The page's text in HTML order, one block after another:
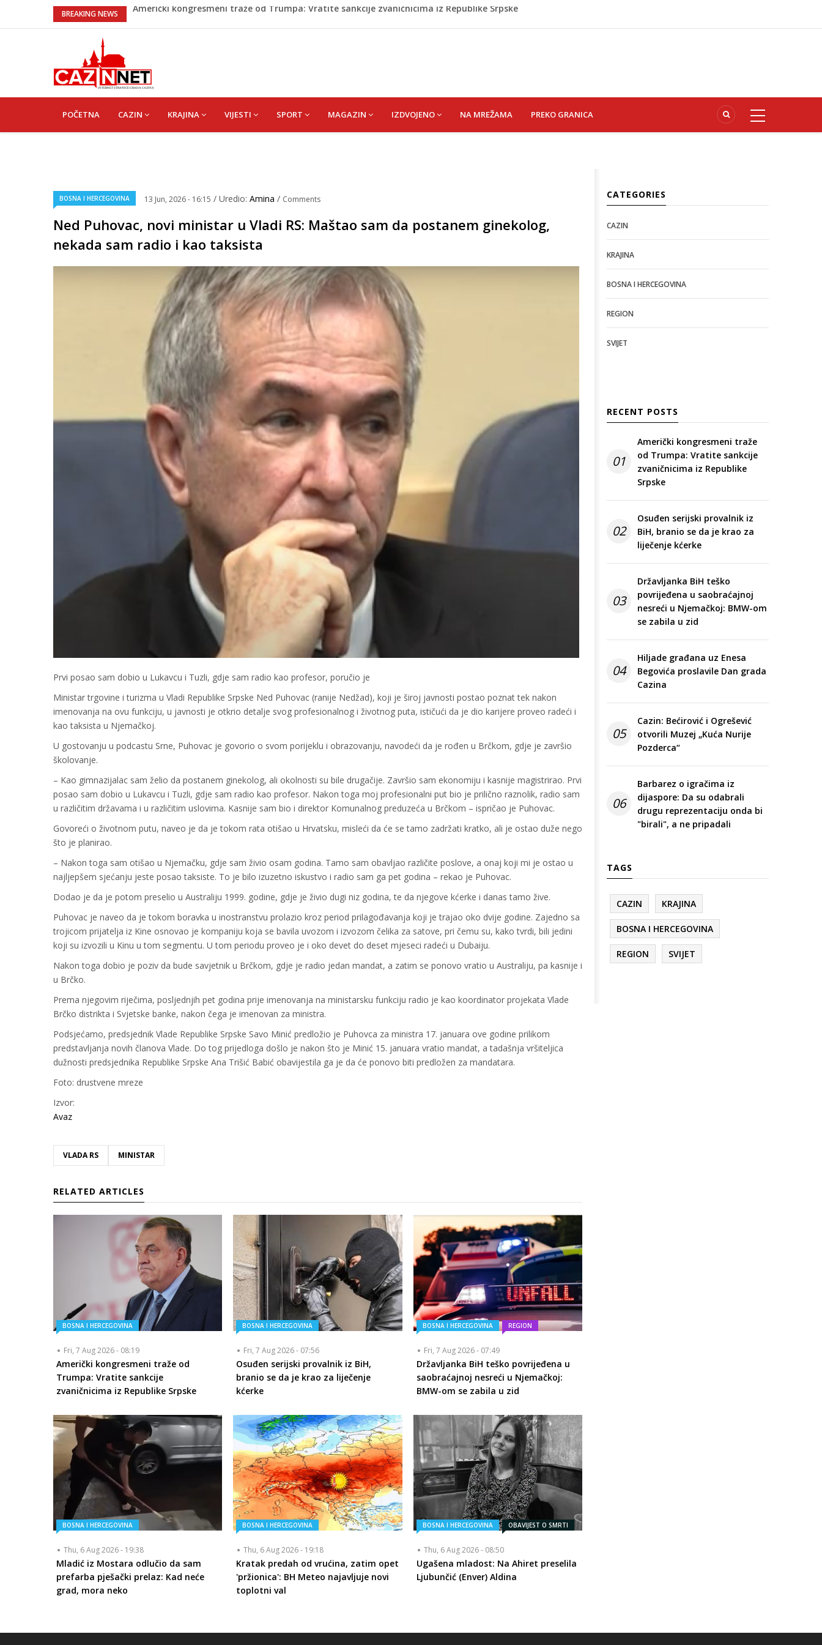
BREAKING NEWS
Zašto nekim ljudima treba više sna nego drugima: Razlozi bi vas mogli iznenaditi
Barbarez o igračima iz dijaspore: Da su odabrali drugu reprezentaciju onda bi "birali", a ne
Hiljade građana uz Enesa Begovića proslavile Dan grada Cazina
Američki kongresmeni traže od Trumpa: Vratite sankcije zvaničnicima iz Republike Srpske
NAVIGATION
POČETNA CAZIN KRAJINA VIJESTI SPORT MAGAZIN IZDVOJENO NA MREŽAMA PREKO GRANICA
BOSNA I HERCEGOVINA 13 Jun, 2026 - 16:15 / Uredio: Amina / Comments
Ned Puhovac, novi ministar u Vladi RS: Maštao sam da postanem ginekolog,
nekada sam radio i kao taksista
Prvi posao sam dobio u Lukavcu i Tuzli, gdje sam radio kao profesor, poručio je
Ministar trgovine i turizma u Vladi Republike Srpske Ned Puhovac (ranije Nedžad), koji je široj javnosti postao poznat tek nakon
imenovanja na ovu funkciju, u javnosti je otkrio detalje svog profesionalnog i životnog puta, ističući da je dio karijere proveo radeći i
kao taksista u Njemačkoj.
U gostovanju u podcastu Srne, Puhovac je govorio o svom porijeklu i obrazovanju, navodeći da je rođen u Brčkom, gdje je završio
školovanje.
– Kao gimnazijalac sam želio da postanem ginekolog, ali okolnosti su bile drugačije. Završio sam ekonomiju i kasnije magistrirao. Prvi
posao sam dobio u Lukavcu i Tuzli, gdje sam radio kao profesor. Nakon toga moj profesionalni put bio je prilično raznolik, radio sam
u različitim državama i u različitim uslovima. Kasnije sam bio i direktor Komunalnog preduzeća u Brčkom – ispričao je Puhovac.
Govoreći o životnom putu, naveo je da je tokom rata otišao u Hrvatsku, misleći da će se tamo zadržati kratko, ali je ostao duže nego
što je planirao.
– Nakon toga sam otišao u Njemačku, gdje sam živio osam godina. Tamo sam obavljao različite poslove, a onaj koji mi je ostao u
najljepšem sjećanju jeste posao taksiste. To je bilo izuzetno iskustvo i radio sam ga pet godina – rekao je Puhovac.
Dodao je da je potom preselio u Australiju 1999. godine, gdje je živio dugi niz godina, te da njegove kćerke i danas tamo žive.
Puhovac je naveo da je tokom boravka u inostranstvu prolazio kroz period prilagođavanja koji je trajao oko dvije godine. Zajedno sa
trojicom prijatelja iz Kine osnovao je kompaniju koja se bavila uvozom i izvozom čelika za satove, pri čemu su, kako tvrdi, bili jedini
koji su izvozili u Kinu u tom segmentu. U tom periodu proveo je i oko devet do deset mjeseci radeći u Dubaiju.
Nakon toga dobio je poziv da bude savjetnik u Brčkom, gdje je radio jedan mandat, a zatim se ponovo vratio u Australiju, pa kasnije i
u Brčko.
Prema njegovim riječima, posljednjih pet godina prije imenovanja na ministarsku funkciju radio je kao koordinator projekata Vlade
Brčko distrikta i Svjetske banke, nakon čega je imenovan za ministra.
Podsjećamo, predsjednik Vlade Republike Srpske Savo Minić predložio je Puhovca za ministra 17. januara ove godine prilikom
predstavljanja novih članova Vlade. Do tog prijedloga došlo je nakon što je Minić 15. januara vratio mandat, a tadašnja vršiteljica
dužnosti predsjednika Republike Srpske Ana Trišić Babić obavijestila ga je da će ponovo biti predložen za mandatara.
Foto: drustvene mreze
Izvor:
Avaz
VLADA RS MINISTAR
RELATED ARTICLES
BOSNA I HERCEGOVINA
Fri, 7 Aug 2026 - 08:19
Američki kongresmeni traže od
Trumpa: Vratite sankcije
zvaničnicima iz Republike Srpske
BOSNA I HERCEGOVINA
Fri, 7 Aug 2026 - 07:56
Osuđen serijski provalnik iz BiH,
branio se da je krao za liječenje
kćerke
BOSNA I HERCEGOVINA REGION
Fri, 7 Aug 2026 - 07:49
Državljanka BiH teško povrijeđena u
saobraćajnoj nesreći u Njemačkoj:
BMW-om se zabila u zid
BOSNA I HERCEGOVINA
Thu, 6 Aug 2026 - 19:38
Mladić iz Mostara odlučio da sam
prefarba pješački prelaz: Kad neće
grad, mora neko
BOSNA I HERCEGOVINA
Thu, 6 Aug 2026 - 19:18
Kratak predah od vrućina, zatim opet
'pržionica': BH Meteo najavljuje novi
toplotni val
BOSNA I HERCEGOVINA OBAVIJEST O SMRTI
Thu, 6 Aug 2026 - 08:50
Ugašena mladost: Na Ahiret preselila
Ljubunčić (Enver) Aldina
CATEGORIES
CAZIN
KRAJINA
BOSNA I HERCEGOVINA
REGION
SVIJET
RECENT POSTS
01
Američki kongresmeni traže
od Trumpa: Vratite sankcije
zvaničnicima iz Republike
Srpske
02
Osuđen serijski provalnik iz
BiH, branio se da je krao za
liječenje kćerke
03
Državljanka BiH teško
povrijeđena u saobraćajnoj
nesreći u Njemačkoj: BMW-om
se zabila u zid
04
Hiljade građana uz Enesa
Begovića proslavile Dan grada
Cazina
05
Cazin: Bećirović i Ogrešević
otvorili Muzej „Kuća Nurije
Pozderca“
06
Barbarez o igračima iz
dijaspore: Da su odabrali
drugu reprezentaciju onda bi
"birali", a ne pripadali
TAGS
CAZIN KRAJINA
BOSNA I HERCEGOVINA
REGION SVIJET